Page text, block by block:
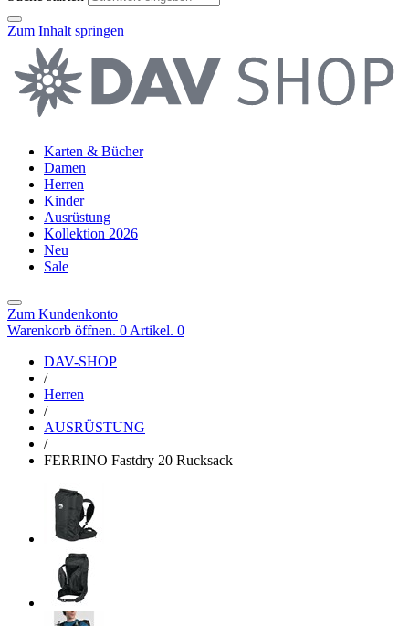
Zum Inhalt springen
Karten & Bücher
Damen
Herren
Kinder
Ausrüstung
Kollektion 2026
Neu
Sale
Zum Kundenkonto
Warenkorb öffnen. 0 Artikel. 0
DAV-SHOP
/
Herren
/
AUSRÜSTUNG
/
FERRINO Fastdry 20 Rucksack